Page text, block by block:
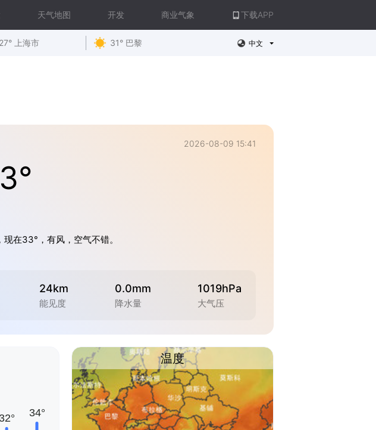
天气地图 开发 商业气象 下载APP
27° 上海市 31° 巴黎 中文
2026-08-09 15:41
在33°，有风，空气不错。
24km
能见度
0.0mm
降水量
1019hPa
大气压
温度